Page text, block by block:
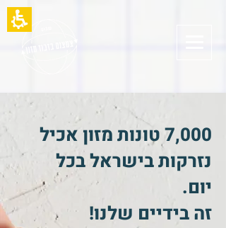
תחילתו
של
דף
לעבור
לאזור
מרכזי
7,000 טונות מזון אכיל
נזרקות בישראל בכל
יום.
זה בידיים שלנו!